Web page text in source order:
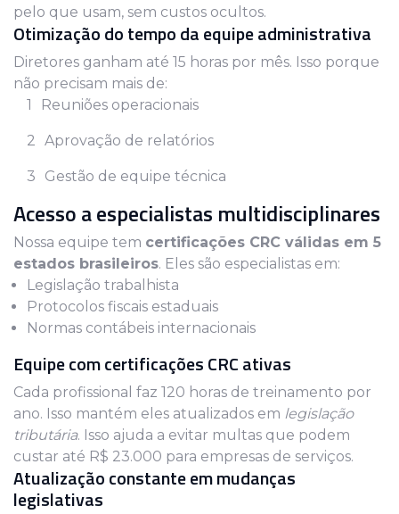
pelo que usam, sem custos ocultos.
Otimização do tempo da equipe administrativa
Diretores ganham até 15 horas por mês. Isso porque
não precisam mais de:
Reuniões operacionais
Aprovação de relatórios
Gestão de equipe técnica
Acesso a especialistas multidisciplinares
Nossa equipe tem certificações CRC válidas em 5
estados brasileiros. Eles são especialistas em:
Legislação trabalhista
Protocolos fiscais estaduais
Normas contábeis internacionais
Equipe com certificações CRC ativas
Cada profissional faz 120 horas de treinamento por
ano. Isso mantém eles atualizados em legislação
tributária. Isso ajuda a evitar multas que podem
custar até R$ 23.000 para empresas de serviços.
Atualização constante em mudanças
legislativas